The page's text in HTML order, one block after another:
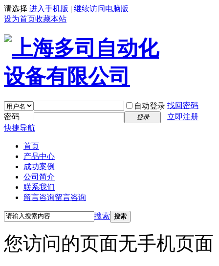
请选择 进入手机版 | 继续访问电脑版
设为首页收藏本站
自动登录 找回密码
密码
登录
立即注册
快捷导航
首页
产品中心
成功案例
公司简介
联系我们
留言咨询留言咨询
搜索 搜索
您访问的页面无手机页